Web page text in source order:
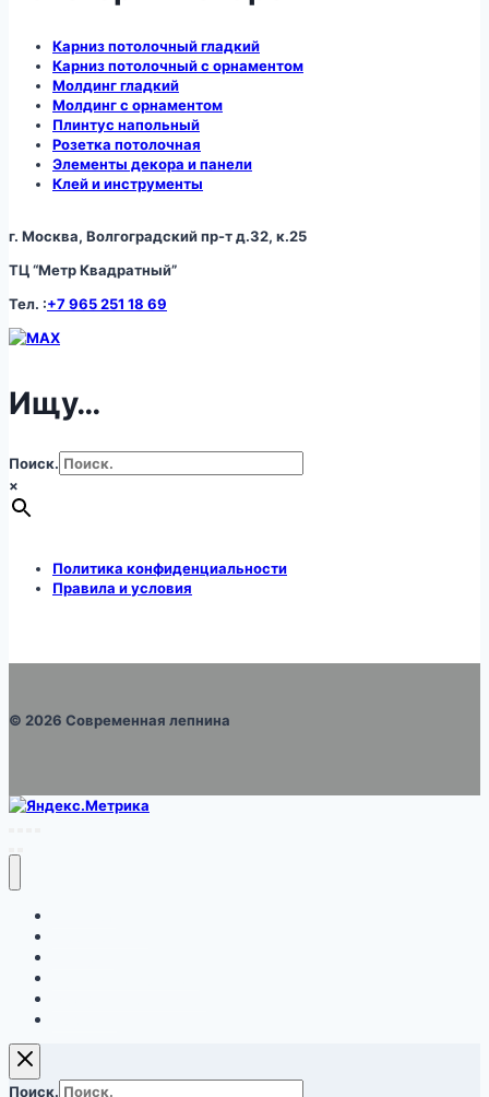
Карниз потолочный гладкий
Карниз потолочный с орнаментом
Молдинг гладкий
Молдинг с орнаментом
Плинтус напольный
Розетка потолочная
Элементы декора и панели
Клей и инструменты
г. Москва, Волгоградский пр-т д.32, к.25
ТЦ “Метр Квадратный”
Тел. :+7 965 251 18 69
Ищу…
Поиск.
×
Политика конфиденциальности
Правила и условия
© 2026 Современная лепнина
Поиск.